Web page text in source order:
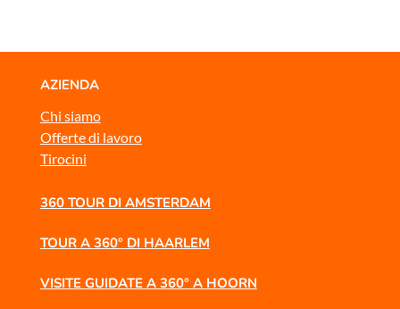
AZIENDA
Chi siamo
Offerte di lavoro
Tirocini
360 TOUR DI AMSTERDAM
TOUR A 360° DI HAARLEM
VISITE GUIDATE A 360° A HOORN